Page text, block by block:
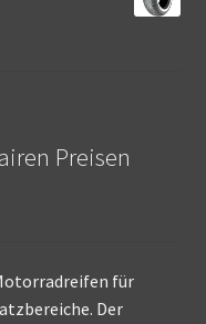
Preisen
für
Der